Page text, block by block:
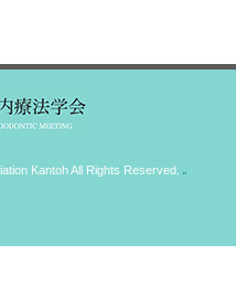
Kantoh All Rights Reserved.